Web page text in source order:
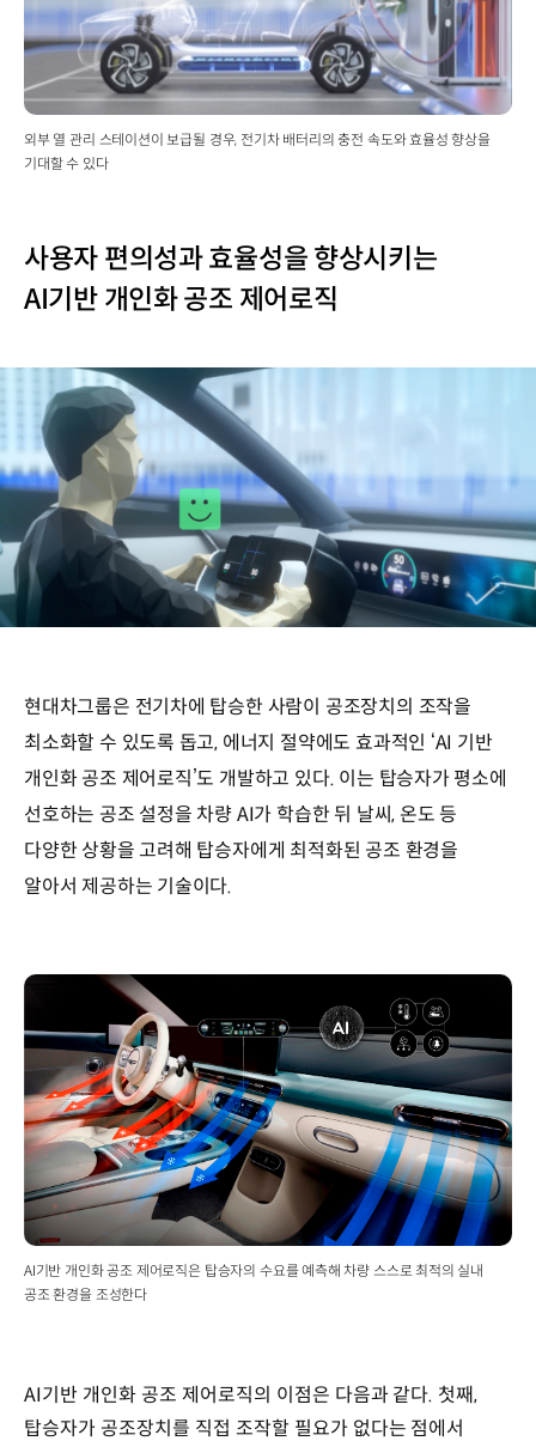
외부 열 관리 스테이션이 보급될 경우, 전기차 배터리의 충전 속도와 효율성 향상을
기대할 수 있다
사용자 편의성과 효율성을 향상시키는
AI기반 개인화 공조 제어로직
현대차그룹은 전기차에 탑승한 사람이 공조장치의 조작을
최소화할 수 있도록 돕고, 에너지 절약에도 효과적인 ‘AI 기반
개인화 공조 제어로직’도 개발하고 있다. 이는 탑승자가 평소에
선호하는 공조 설정을 차량 AI가 학습한 뒤 날씨, 온도 등
다양한 상황을 고려해 탑승자에게 최적화된 공조 환경을
알아서 제공하는 기술이다.
AI기반 개인화 공조 제어로직은 탑승자의 수요를 예측해 차량 스스로 최적의 실내
공조 환경을 조성한다
AI기반 개인화 공조 제어로직의 이점은 다음과 같다. 첫째,
탑승자가 공조장치를 직접 조작할 필요가 없다는 점에서